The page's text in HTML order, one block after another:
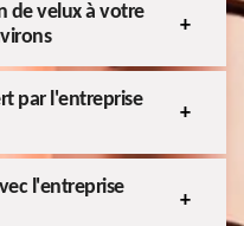
de velux à votre
par l'entreprise
l'entreprise